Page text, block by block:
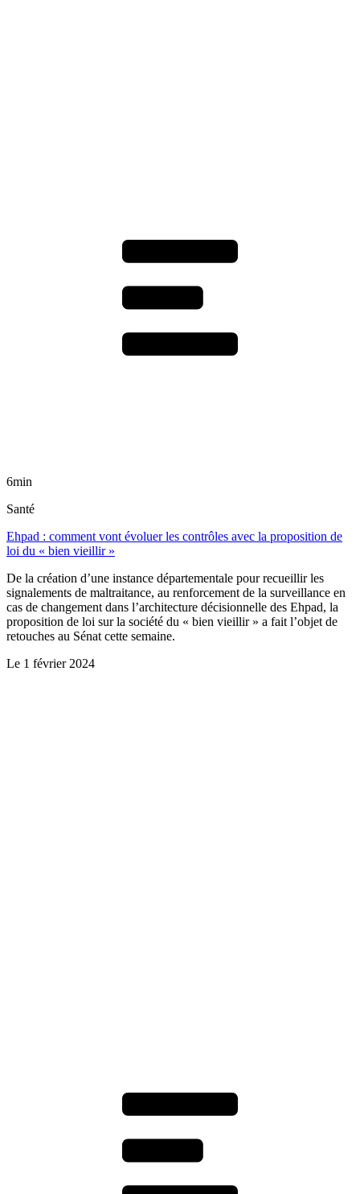
6min
Santé
Ehpad : comment vont évoluer les contrôles avec la proposition de
loi du « bien vieillir »
De la création d’une instance départementale pour recueillir les
signalements de maltraitance, au renforcement de la surveillance en
cas de changement dans l’architecture décisionnelle des Ehpad, la
proposition de loi sur la société du « bien vieillir » a fait l’objet de
retouches au Sénat cette semaine.
Le 1 février 2024